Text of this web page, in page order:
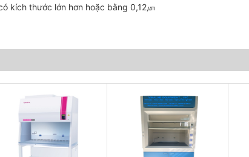
kích thước lớn hơn hoặc bằng 0,12㎛